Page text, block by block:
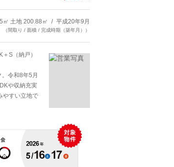
㎡ 土地 200.88㎡ 平成20年9月
（間取り / 面積 / 完成時期（築年月））
S（納戸）
令和8年5月
や収納充実
やすい立地で